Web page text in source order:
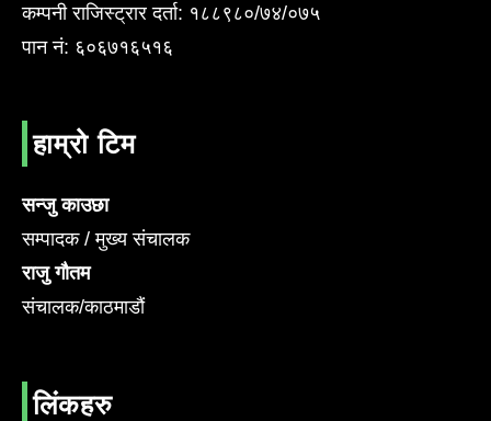
कम्पनी राजिस्ट्रार दर्ता: १८८९८०/७४/०७५
पान नं: ६०६७१६५१६
हाम्रो टिम
सन्जु काउछा
सम्पादक / मुख्य संचालक
राजु गौतम
संचालक/काठमाडौं
लिंकहरु